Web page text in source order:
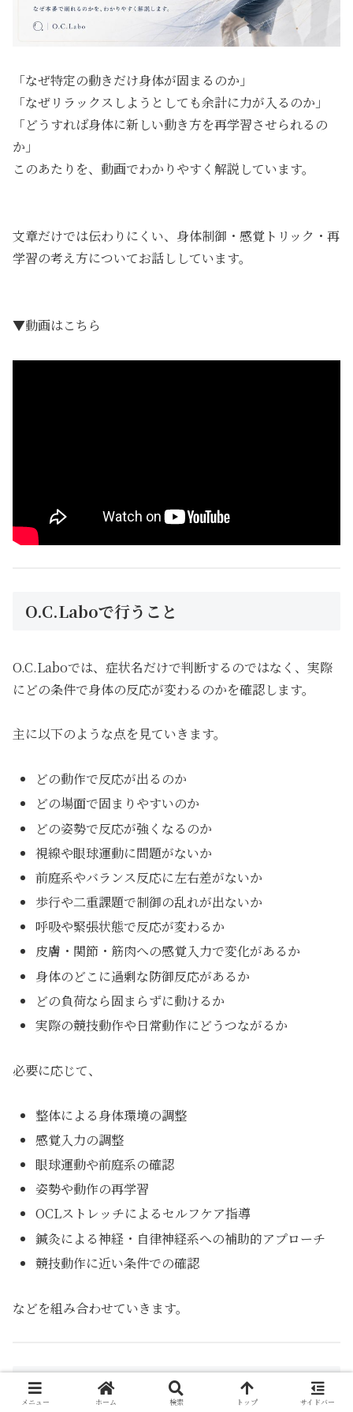
「なぜ特定の動きだけ身体が固まるのか」
「なぜリラックスしようとしても余計に力が入るのか」
「どうすれば身体に新しい動き方を再学習させられるの
か」
このあたりを、動画でわかりやすく解説しています。
文章だけでは伝わりにくい、身体制御・感覚トリック・再
学習の考え方についてお話ししています。
▼動画はこちら
O.C.Laboで行うこと
O.C.Laboでは、症状名だけで判断するのではなく、実際
にどの条件で身体の反応が変わるのかを確認します。
主に以下のような点を見ていきます。
どの動作で反応が出るのか
どの場面で固まりやすいのか
どの姿勢で反応が強くなるのか
視線や眼球運動に問題がないか
前庭系やバランス反応に左右差がないか
歩行や二重課題で制御の乱れが出ないか
呼吸や緊張状態で反応が変わるか
皮膚・関節・筋肉への感覚入力で変化があるか
身体のどこに過剰な防御反応があるか
どの負荷なら固まらずに動けるか
実際の競技動作や日常動作にどうつながるか
必要に応じて、
整体による身体環境の調整
感覚入力の調整
眼球運動や前庭系の確認
姿勢や動作の再学習
OCLストレッチによるセルフケア指導
鍼灸による神経・自律神経系への補助的アプローチ
競技動作に近い条件での確認
などを組み合わせていきます。
O.C.Laboが身体制御を重視する理由
メニュー ホーム 検索 トップ サイドバー